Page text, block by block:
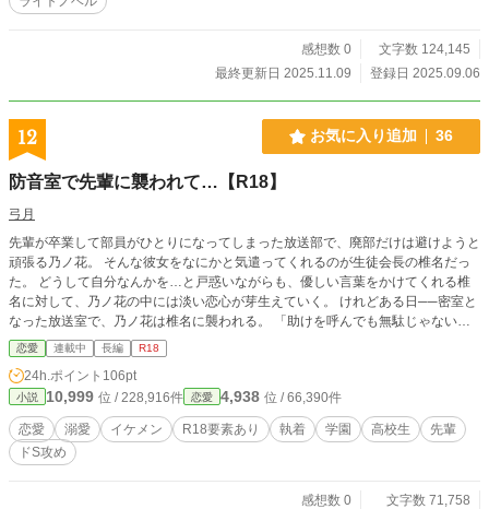
感想数 0
文字数 124,145
最終更新日 2025.11.09
登録日 2025.09.06
12 お気に入り追加 36
防音室で先輩に襲われて…【R18】
弓月
先輩が卒業して部員がひとりになってしまった放送部で、廃部だけは避けようと
頑張る乃ノ花。 そんな彼女をなにかと気遣ってくれるのが生徒会長の椎名だっ
た。 どうして自分なんかを…と戸惑いながらも、優しい言葉をかけてくれる椎
名に対して、乃ノ花の中には淡い恋心が芽生えていく。 けれどある日──密室と
なった放送室で、乃ノ花は椎名に襲われる。 「助けを呼んでも無駄じゃないか
な？ここは防音仕様だし──…それに」 「……ゃ……やめて先輩……」 「それ
に……仮に誰かが駆け付けたとして、そいつが俺と君のどちらの言いぶんを信じ
るかなんて明白だよね」 ドＳに豹変した椎名にぐちゃぐちゃに愛される。 ■ 椎
名 彰 ( ｼｲﾅ ｱｷ ) 高校三年。秀悠高校の生徒会長。 スポーツは苦手だが成績
優秀で人当たり良く 顔もいいので誰からも慕われる。 ■ 辻 乃ノ花 ( ﾂｼﾞ ﾉﾉﾊ )
高校ニ年。 廃部寸前の放送部のたったひとりの部員。 自分とは違う世
界の人だと自覚しつつも 優しい椎名に密かに憧れている。 上坂先輩という
恋愛 連載中 長編 R18
24h.ポイント 106pt
小説 10,999 位 / 228,916件 恋愛 4,938 位 / 66,390件
恋愛 溺愛 イケメン R18要素あり 執着 学園 高校生
先輩
ドS攻め
感想数 0
文字数 71,758